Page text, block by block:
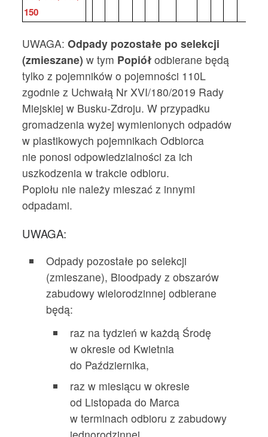
150
UWAGA:Odpady pozostałe po selekcji
(zmieszane) w tym Popiółodbierane będą
tylko z pojemników o pojemności 110L
zgodnie z Uchwałą Nr XVI/180/2019 Rady
Miejskiej w Busku-Zdroju. W przypadku
gromadzenia wyżej wymienionych odpadów
w plastikowych pojemnikach Odbiorca
nie ponosi odpowiedzialności za ich
uszkodzenia w trakcie odbioru.
Popiołu nie należy mieszać z innymi
odpadami.
UWAGA:
Odpady pozostałe po selekcji
(zmieszane), Bioodpady z obszarów
zabudowy wielorodzinnej odbierane
będą:
raz na tydzień w każdą Środę
w okresie od Kwietnia
do Października,
raz w miesiącu w okresie
od Listopada do Marca
w terminach odbioru z zabudowy